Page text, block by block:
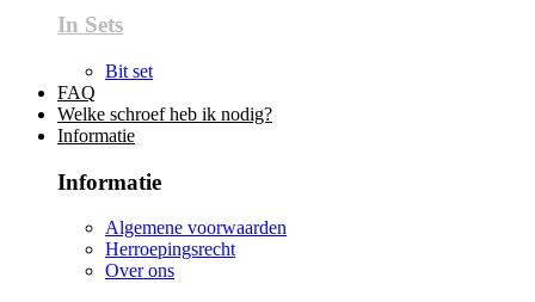
In Sets
Bit set
FAQ
Welke schroef heb ik nodig?
Informatie
Informatie
Algemene voorwaarden
Herroepingsrecht
Over ons